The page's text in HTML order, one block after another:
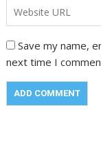
Save my name,
next time I